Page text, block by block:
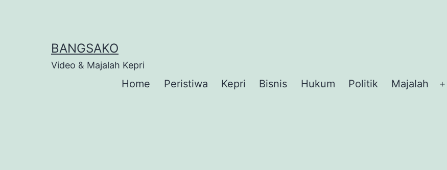
BANGSAKO
Video & Majalah Kepri
Home Peristiwa Kepri Bisnis Hukum Politik Majalah